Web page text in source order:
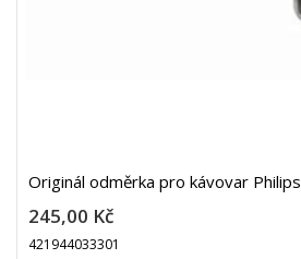
Originál odměrka pro kávovar Philips
245,00 Kč
421944033301